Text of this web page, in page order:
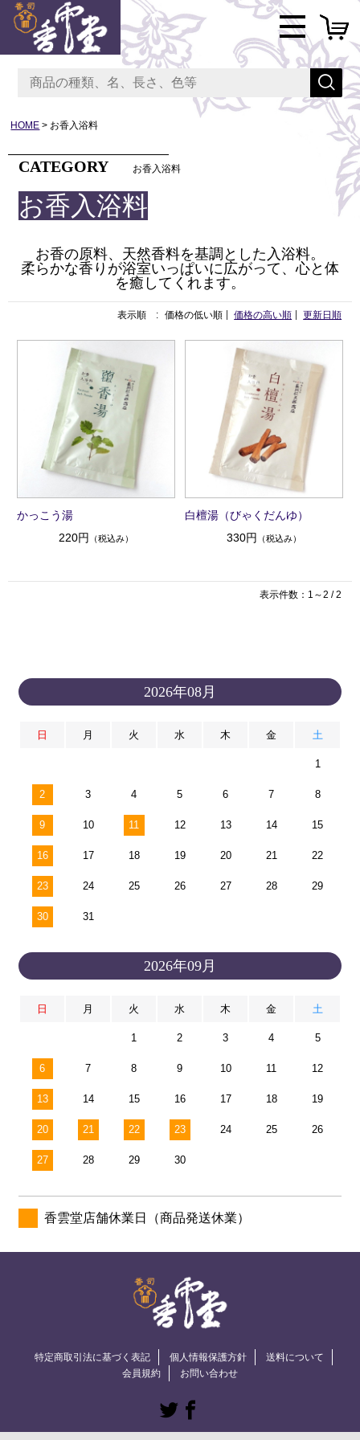
HOME お香入浴料
CATEGORY お香入浴料
お香入浴料
お香の原料、天然香料を基調とした入浴料。
柔らかな香りが浴室いっぱいに広がって、心と体
を癒してくれます。
表示順 : 価格の低い順 価格の高い順 更新日順
かっこう湯
220円
（税込み）
白檀湯（びゃくだんゆ）
330円
（税込み）
表示件数：1～2 / 2
2026年08月
日 月 火 水 木 金 土
1
2 3 4 5 6 7 8
9 10 11 12 13 14 15
16 17 18 19 20 21 22
23 24 25 26 27 28 29
30 31
2026年09月
日 月 火 水 木 金 土
1 2 3 4 5
6 7 8 9 10 11 12
13 14 15 16 17 18 19
20 21 22 23 24 25 26
27 28 29 30
香雲堂店舗休業日（商品発送休業）
特定商取引法に基づく表記 個人情報保護方針
送料について
会員規約
お問い合わせ